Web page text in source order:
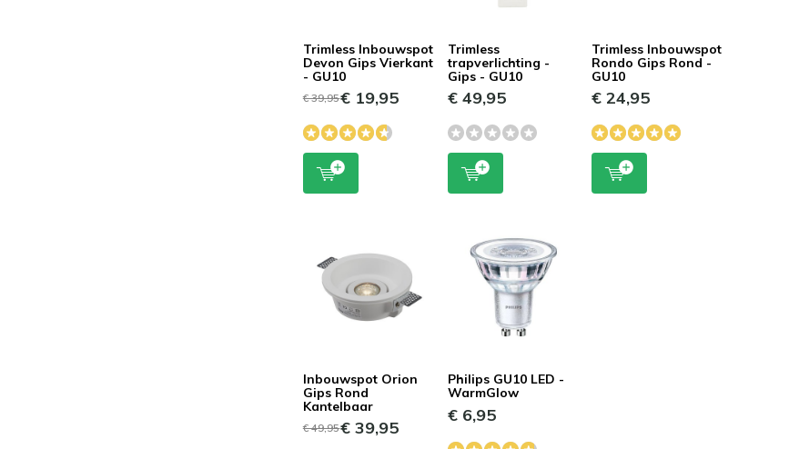
Trimless Inbouwspot
Devon Gips Vierkant
- GU10
€ 39,95€ 19,95
Trimless
trapverlichting -
Gips - GU10
€ 49,95
Trimless Inbouwspot
Rondo Gips Rond -
GU10
€ 24,95
Inbouwspot Orion
Gips Rond
Kantelbaar
€ 49,95€ 39,95
Philips GU10 LED -
WarmGlow
€ 6,95